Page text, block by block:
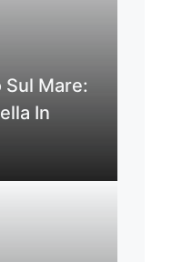
Mare:
In